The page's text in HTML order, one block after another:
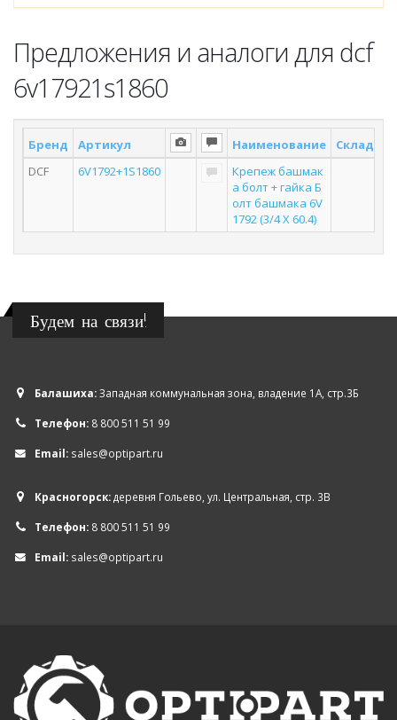
Предложения и аналоги для dcf
6v17921s1860
Бренд Артикул Наименование Склад *
DCF
6V1792+1S1860
Крепеж башмак
а болт + гайка Б
олт башмака 6V
1792 (3/4 X 60.4)
Будем на связи!
Балашиха:Западная коммунальная зона, владение 1А, стр.3Б
Телефон: 8 800 511 51 99
Email: sales@optipart.ru
Красногорск:деревня Гольево, ул. Центральная, стр. 3В
Телефон: 8 800 511 51 99
Email: sales@optipart.ru